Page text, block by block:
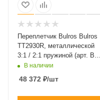
Переплетчик Bulros Bulros
TT2930R, металлической
3:1 / 2:1 пружиной (арт. BB-
D-UnB-293R-___-___-Ma)
В наличии
48 372 ₽/шт